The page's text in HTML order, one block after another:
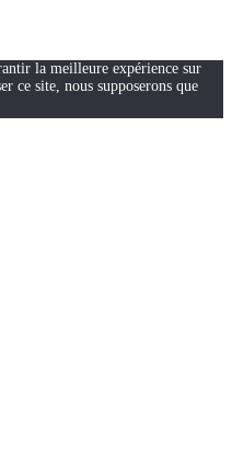
la meilleure expérience sur
ce site, nous supposerons que